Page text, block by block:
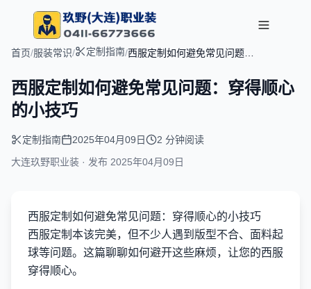
首页/服装常识/ 定制指南/西服定制如何避免常见问题：
西服定制如何避免常见问题：穿得顺心
的小技巧
定制指南 2025年04月09日
2 分钟阅读
大连玖野职业装 · 发布 2025年04月09日
西服定制如何避免常见问题：穿得顺心的小技巧
西服定制本该完美，但不少人遇到版型不合、面料起
球等问题。这篇聊聊如何避开这些麻烦，让您的西服
穿得顺心。